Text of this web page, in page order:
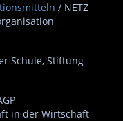
/ NETZ
Schule, Stiftung
in der Wirtschaft